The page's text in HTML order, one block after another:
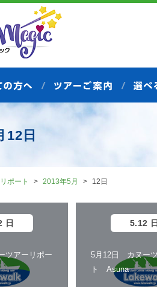
12日
ポート 2013年5月 12日
日
ツアーリポー
5.12 日
5月12日 カヌー
ト Asuna